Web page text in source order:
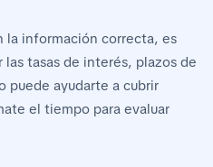
la información correcta, es
tasas de interés, plazos de
puede ayudarte a cubrir
el tiempo para evaluar